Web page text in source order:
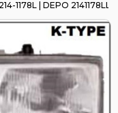
1178L | DEPO